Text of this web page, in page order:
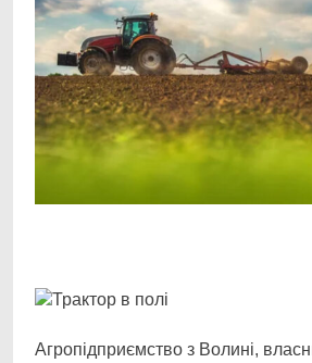
Агропідприємство з Волині,